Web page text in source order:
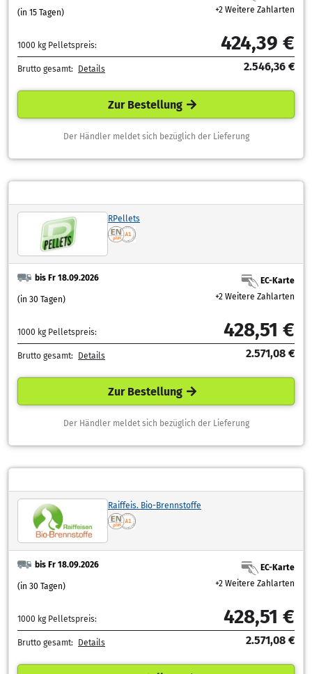
(in 15 Tagen)
+2 Weitere Zahlarten
1000 kg Pelletspreis: 424,39 €
Brutto gesamt: Details 2.546,36 €
Zur Bestellung
Der Händler meldet sich bezüglich der Lieferung
RPellets
bis Fr 18.09.2026
(in 30 Tagen)
EC-Karte
+2 Weitere Zahlarten
1000 kg Pelletspreis: 428,51 €
Brutto gesamt: Details 2.571,08 €
Zur Bestellung
Der Händler meldet sich bezüglich der Lieferung
Raiffeis. Bio-Brennstoffe
bis Fr 18.09.2026
(in 30 Tagen)
EC-Karte
+2 Weitere Zahlarten
1000 kg Pelletspreis: 428,51 €
Brutto gesamt: Details 2.571,08 €